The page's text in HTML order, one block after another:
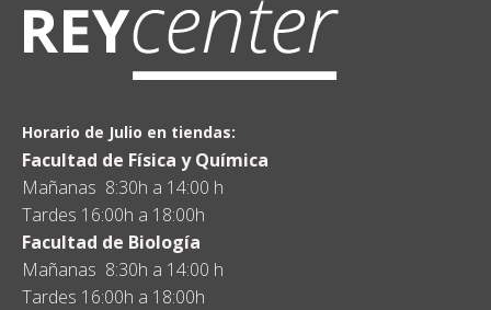
Horario de Julio en tiendas:
Facultad de Física y Química
Mañanas 8:30h a 14:00 h
Tardes 16:00h a 18:00h
Facultad de Biología
Mañanas 8:30h a 14:00 h
Tardes 16:00h a 18:00h